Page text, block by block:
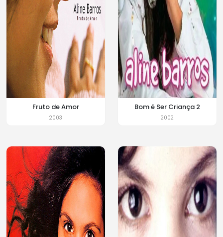
Fruto de Amor
2003
Bom é Ser Criança 2
2002